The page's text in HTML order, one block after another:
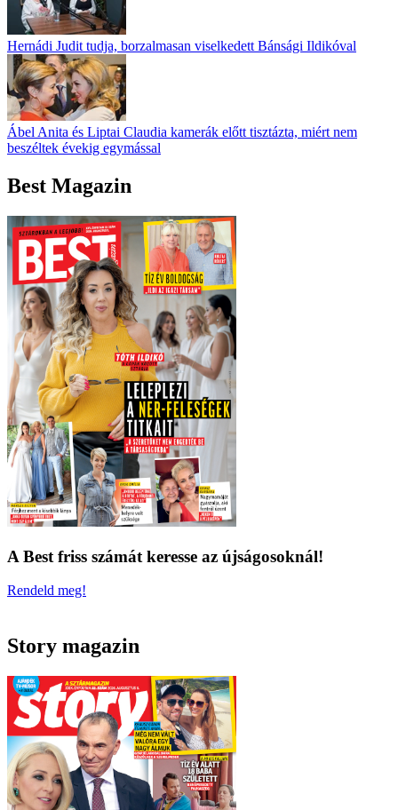
Hernádi Judit tudja, borzalmasan viselkedett Bánsági Ildikóval
Ábel Anita és Liptai Claudia kamerák előtt tisztázta, miért nem
beszéltek évekig egymással
Best Magazin
A Best friss számát keresse az újságosoknál!
Rendeld meg!
Story magazin